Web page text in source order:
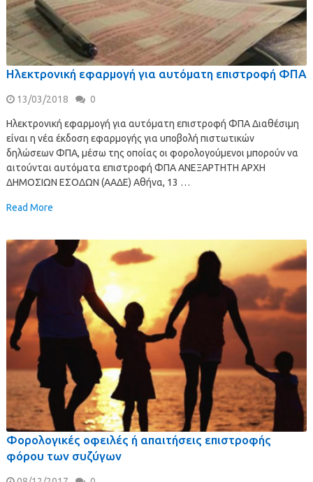
Ηλεκτρονική εφαρμογή για αυτόματη επιστροφή ΦΠΑ
13/03/2018 0
Ηλεκτρονική εφαρμογή για αυτόματη επιστροφή ΦΠΑ Διαθέσιμη
είναι η νέα έκδοση εφαρμογής για υποβολή πιστωτικών
δηλώσεων ΦΠΑ, μέσω της οποίας οι φορολογούμενοι μπορούν να
αιτούνται αυτόματα επιστροφή ΦΠΑ ΑΝΕΞΑΡΤΗΤΗ ΑΡΧΗ
ΔΗΜΟΣΙΩΝ ΕΣΟΔΩΝ (ΑΑΔΕ) Αθήνα, 13 …
Read More
Φορολογικές οφειλές ή απαιτήσεις επιστροφής
φόρου των συζύγων